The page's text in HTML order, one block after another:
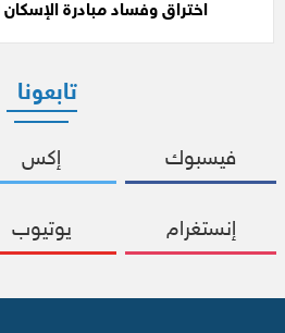
اختراق وفساد مبادرة الإسكان
تابعونا
فيسبوك إكس
إنستغرام يوتيوب